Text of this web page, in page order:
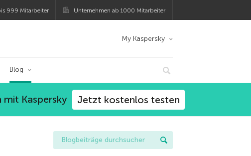
999 Mitarbeiter Unternehmen ab 1000 Mitarbeiter
My Kaspersky
Blog
Kaspersky Jetzt kostenlos testen